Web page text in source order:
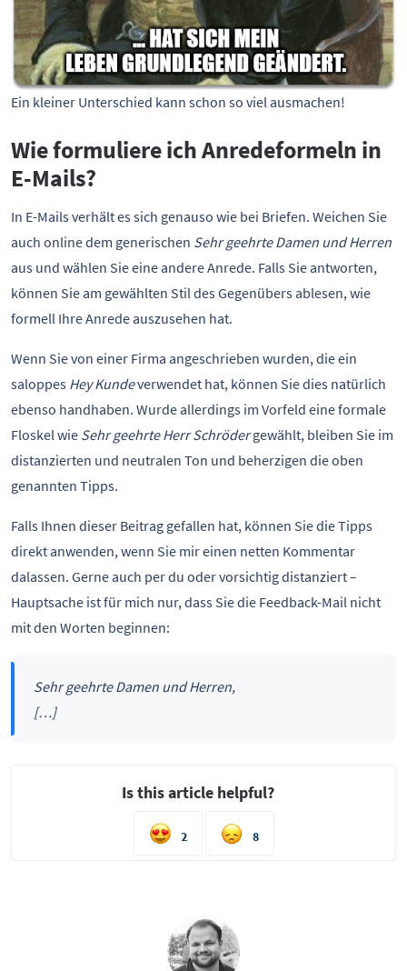
Ein kleiner Unterschied kann schon so viel ausmachen!
Wie formuliere ich Anredeformeln in
E-Mails?
In E-Mails verhält es sich genauso wie bei Briefen. Weichen Sie
auch online dem generischen Sehr geehrte Damen und Herren
aus und wählen Sie eine andere Anrede. Falls Sie antworten,
können Sie am gewählten Stil des Gegenübers ablesen, wie
formell Ihre Anrede auszusehen hat.
Wenn Sie von einer Firma angeschrieben wurden, die ein
saloppes Hey Kundeverwendet hat, können Sie dies natürlich
ebenso handhaben. Wurde allerdings im Vorfeld eine formale
Floskel wie Sehr geehrte Herr Schrödergewählt, bleiben Sie im
distanzierten und neutralen Ton und beherzigen die oben
genannten Tipps.
Falls Ihnen dieser Beitrag gefallen hat, können Sie die Tipps
direkt anwenden, wenn Sie mir einen netten Kommentar
dalassen. Gerne auch per du oder vorsichtig distanziert –
Hauptsache ist für mich nur, dass Sie die Feedback-Mail nicht
mit den Worten beginnen:
Sehr geehrte Damen und Herren,
[…]
Is this article helpful?
2 8